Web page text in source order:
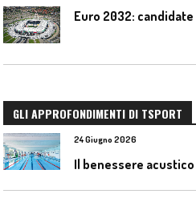
Euro 2032: candidate
GLI APPROFONDIMENTI DI TSPORT
24 Giugno 2026